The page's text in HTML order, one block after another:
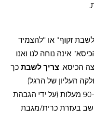
זקוף" או "להצמיד
אינה נוחה לנו ואנו
הכיסא. צריך לשבת כך
העליון של הרגל)
תהיה זווית הגדולה מ-90 מעלות (על ידי הגבהת
בעזרת כרית/מגבת